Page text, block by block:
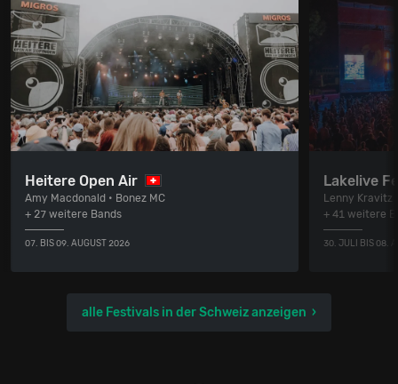
Heitere Open Air
Amy Macdonald • Bonez MC
+ 27 weitere Bands
07. BIS 09. AUGUST 2026
Lakelive
Lenny Kravitz
+ 41 weitere
30. JULI BIS 08.
alle Festivals in der Schweiz anzeigen